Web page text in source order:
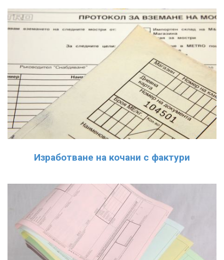
Изработване на кочани с фактури